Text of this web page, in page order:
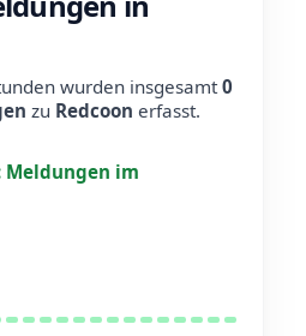
wurden insgesamt0
zu Redcoon erfasst.
Meldungen im